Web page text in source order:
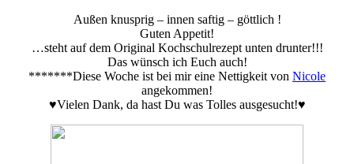
Außen knusprig – innen saftig – göttlich !
Guten Appetit!
…steht auf dem Original Kochschulrezept unten drunter!!!
Das wünsch ich Euch auch!
*******Diese Woche ist bei mir eine Nettigkeit von Nicole
angekommen!
♥Vielen Dank, da hast Du was Tolles ausgesucht!♥